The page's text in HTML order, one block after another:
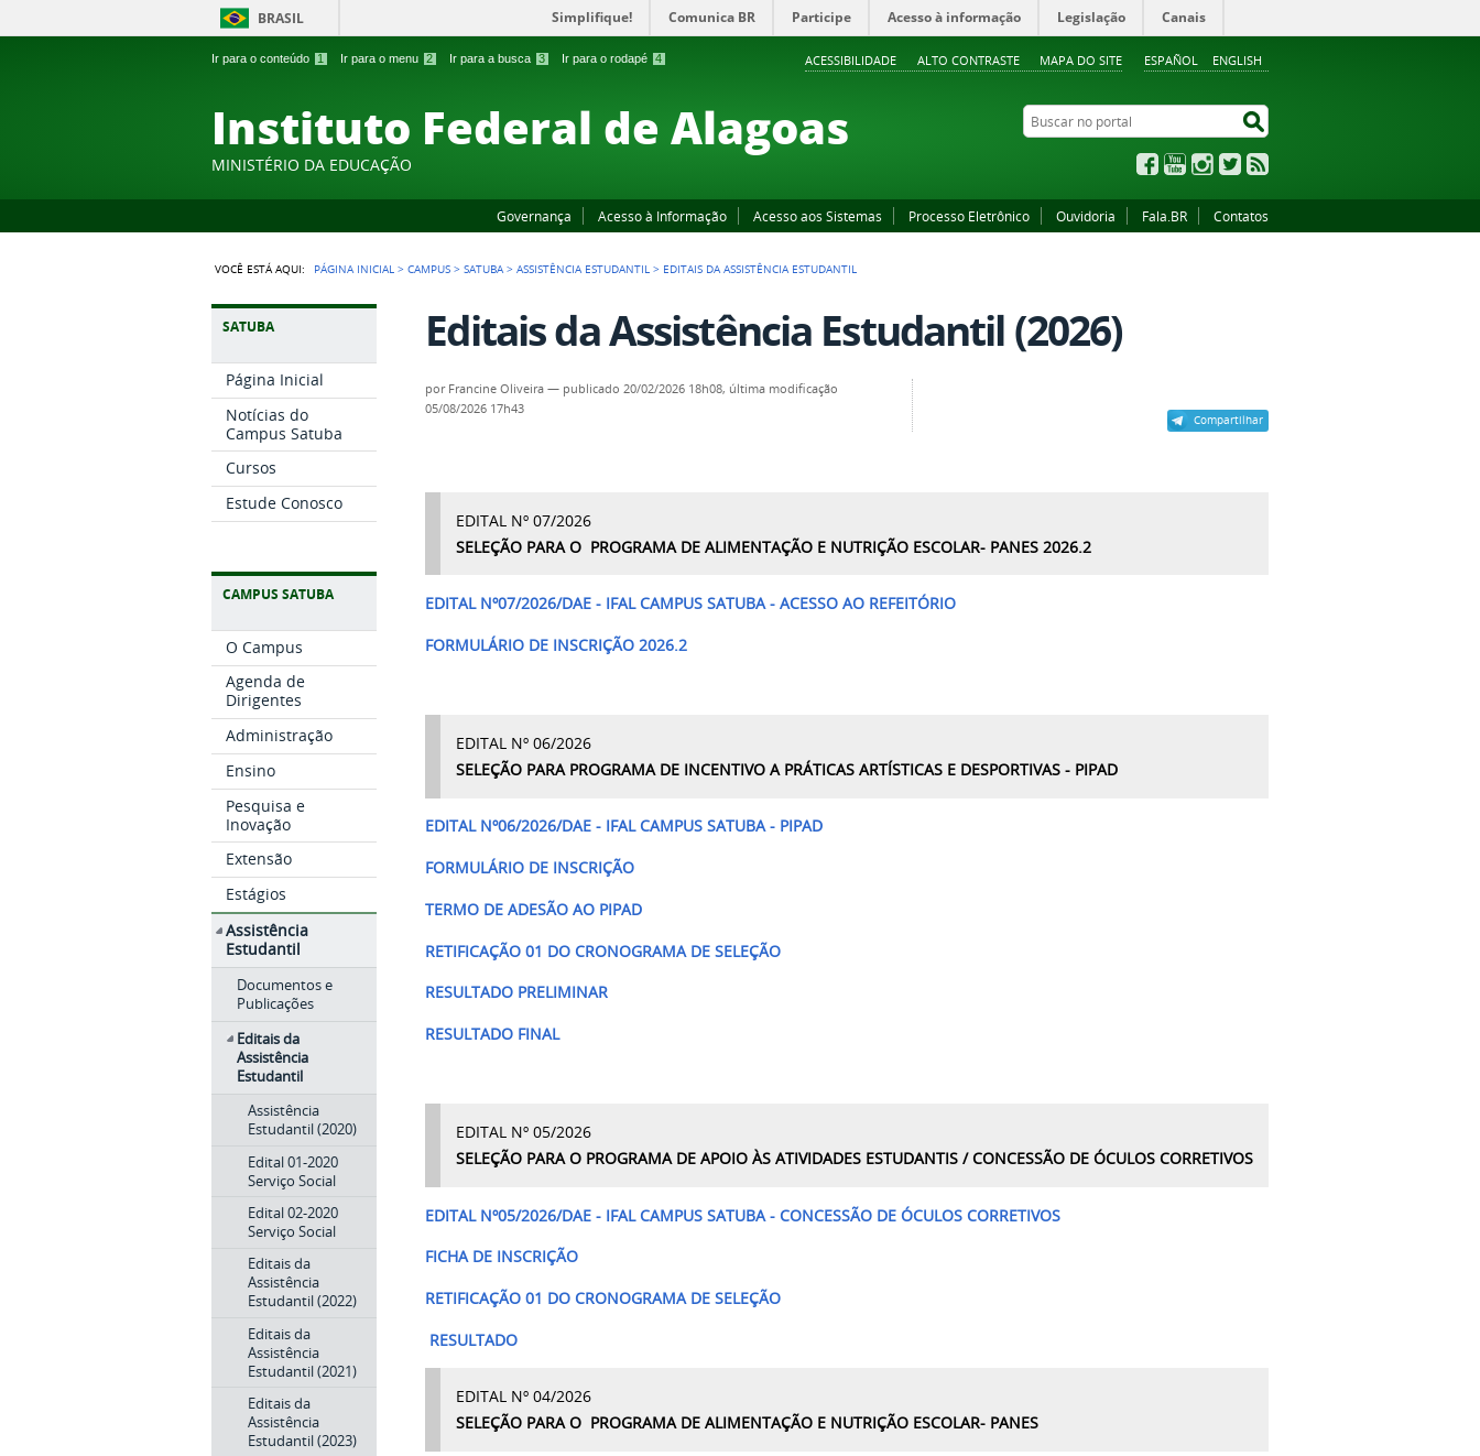
Ir para o conteúdo 1 Ir para o menu 2 Ir para a busca 3 Ir para o rodapé 4 ESPAÑOL ENGLISH
ACESSIBILIDADE ALTO CONTRASTE MAPA DO SITE
BRASIL Simplifique! Comunica BR Participe Acesso à informação Legislação Canais
Instituto Federal de Alagoas
MINISTÉRIO DA EDUCAÇÃO
Buscar no portal
FacebookYouTubeInstagram
Twitter
Governança Acesso à Informação Acesso aos Sistemas Processo Eletrônico Ouvidoria Fala.BR Contatos
VOCÊ ESTÁ AQUI: PÁGINA INICIAL >CAMPUS >SATUBA >ASSISTÊNCIA ESTUDANTIL > EDITAIS DA ASSISTÊNCIA ESTUDANTIL
SATUBA
Página Inicial
Notícias do
Campus Satuba
Cursos
Estude Conosco
CAMPUS SATUBA
O Campus
Agenda de
Dirigentes
Administração
Ensino
Pesquisa e
Inovação
Extensão
Estágios
Assistência
Estudantil
Documentos e
Publicações
Editais da
Assistência
Estudantil
Assistência
Estudantil (2020)
Edital 01-2020
Serviço Social
Edital 02-2020
Serviço Social
Editais da
Assistência
Estudantil (2022)
Editais da
Assistência
Estudantil (2021)
Editais da
Assistência
Estudantil (2023)
Editais da Assistência Estudantil (2026)
Compartilhar
por Francine Oliveira — publicado 20/02/2026 18h08, última modificação
05/08/2026 17h43
EDITAL Nº 07/2026
SELEÇÃO PARA O PROGRAMA DE ALIMENTAÇÃO E NUTRIÇÃO ESCOLAR- PANES 2026.2
EDITAL Nº07/2026/DAE - IFAL CAMPUS SATUBA - ACESSO AO REFEITÓRIO
FORMULÁRIO DE INSCRIÇÃO 2026.2
EDITAL Nº 06/2026
SELEÇÃO PARA PROGRAMA DE INCENTIVO A PRÁTICAS ARTÍSTICAS E DESPORTIVAS - PIPAD
EDITAL Nº06/2026/DAE - IFAL CAMPUS SATUBA - PIPAD
FORMULÁRIO DE INSCRIÇÃO
TERMO DE ADESÃO AO PIPAD
RETIFICAÇÃO 01 DO CRONOGRAMA DE SELEÇÃO
RESULTADO PRELIMINAR
RESULTADO FINAL
EDITAL Nº 05/2026
SELEÇÃO PARA O PROGRAMA DE APOIO ÀS ATIVIDADES ESTUDANTIS / CONCESSÃO DE ÓCULOS CORRETIVOS
EDITAL Nº05/2026/DAE - IFAL CAMPUS SATUBA -CONCESSÃO DE ÓCULOS CORRETIVOS
FICHA DE INSCRIÇÃO
RETIFICAÇÃO 01 DO CRONOGRAMA DE SELEÇÃO
RESULTADO
EDITAL Nº 04/2026
SELEÇÃO PARA O PROGRAMA DE ALIMENTAÇÃO E NUTRIÇÃO ESCOLAR- PANES